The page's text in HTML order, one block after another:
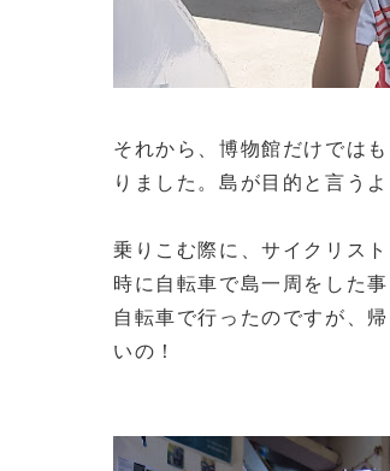
それから、博物館だけでは
りました。島が目的と言う
乗りこむ際に、サイクリス
時に自転車で島一周をした
自転車で行ったのですが、
いの！